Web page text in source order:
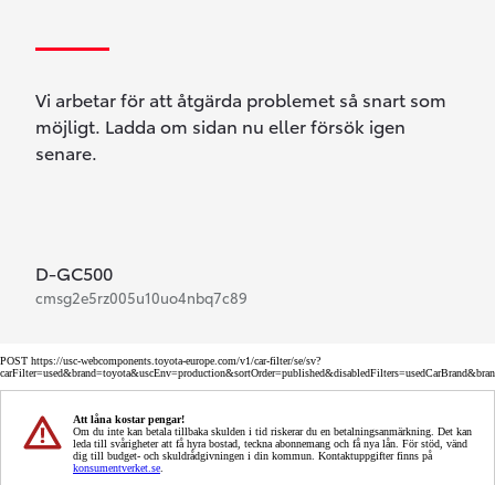
Vi arbetar för att åtgärda problemet så snart som
möjligt. Ladda om sidan nu eller försök igen
senare.
D-GC500
cmsg2e5rz005u10uo4nbq7c89
POST https://usc-webcomponents.toyota-europe.com/v1/car-filter/se/sv?
Att låna kostar pengar!
Om du inte kan betala tillbaka skulden i tid riskerar du en betalningsanmärkning. Det kan
leda till svårigheter att få hyra bostad, teckna abonnemang och få nya lån. För stöd, vänd
dig till budget- och skuldrådgivningen i din kommun. Kontaktuppgifter finns på
konsumentverket.se